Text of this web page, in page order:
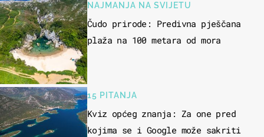
NAJMANJA NA SVIJETU
Čudo prirode: Predivna pješčana
plaža na 100 metara od mora
15 PITANJA
Kviz općeg znanja: Za one pred
kojima se i Google može sakriti